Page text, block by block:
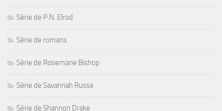
Série de P.N. Elrod
Série de romans
Série de Rosemarie Bishop
Série de Savannah Russe
Série de Shannon Drake